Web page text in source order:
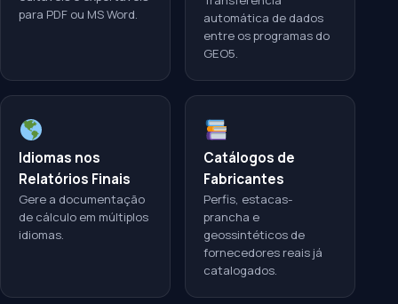
para PDF ou MS Word.
automática de dados
entre os programas do
GEO5.
Idiomas nos
Relatórios Finais
Gere a documentação
de cálculo em múltiplos
idiomas.
Catálogos de
Fabricantes
Perfis, estacas-
prancha e
geossintéticos de
fornecedores reais já
catalogados.